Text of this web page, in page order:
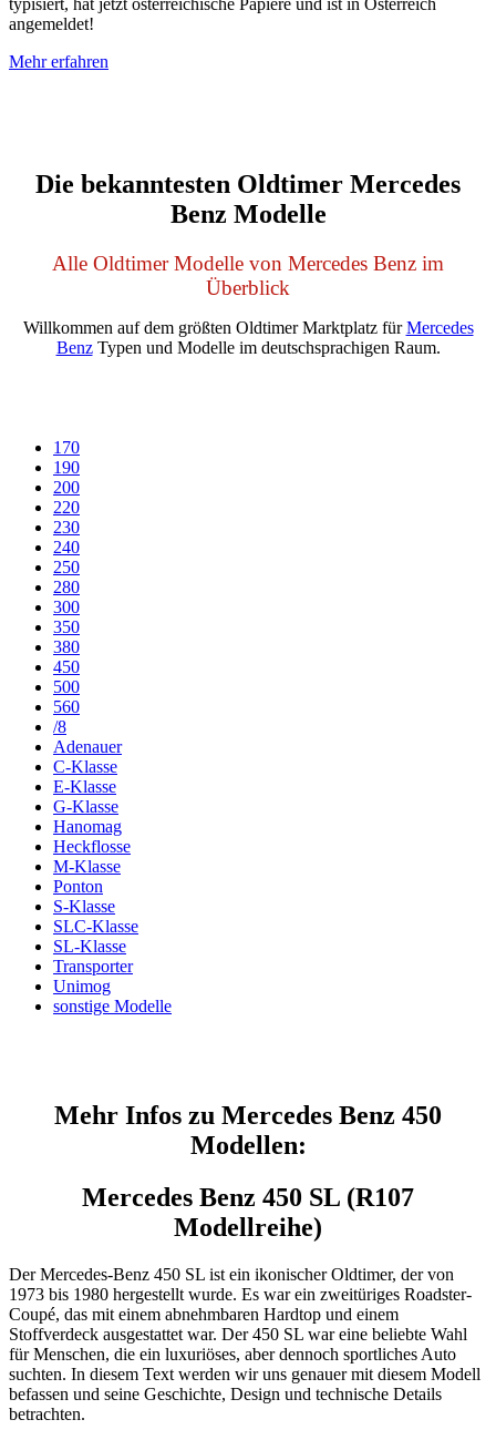
typisiert, hat jetzt österreichische Papiere und ist in Österreich
angemeldet!
Mehr erfahren
Die bekanntesten Oldtimer Mercedes
Benz Modelle
Alle Oldtimer Modelle von Mercedes Benz im
Überblick
Willkommen auf dem größten Oldtimer Marktplatz fürMercedes
BenzTypen und Modelle im deutschsprachigen Raum.
170
190
200
220
230
240
250
280
300
350
380
450
500
560
/8
Adenauer
C-Klasse
E-Klasse
G-Klasse
Hanomag
Heckflosse
M-Klasse
Ponton
S-Klasse
SLC-Klasse
SL-Klasse
Transporter
Unimog
sonstige Modelle
Mehr Infos zu Mercedes Benz 450
Modellen:
Mercedes Benz 450 SL (R107
Modellreihe)
Der Mercedes-Benz 450 SL ist ein ikonischer Oldtimer, der von
1973 bis 1980 hergestellt wurde. Es war ein zweitüriges Roadster-
Coupé, das mit einem abnehmbaren Hardtop und einem
Stoffverdeck ausgestattet war. Der 450 SL war eine beliebte Wahl
für Menschen, die ein luxuriöses, aber dennoch sportliches Auto
suchten. In diesem Text werden wir uns genauer mit diesem Modell
befassen und seine Geschichte, Design und technische Details
betrachten.